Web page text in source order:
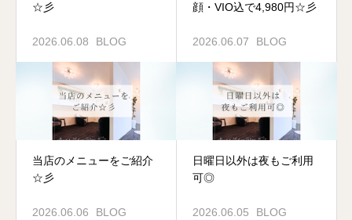
☆彡
2026.06.08 BLOG
顔・VIO込で4,980円☆彡
2026.06.07 BLOG
当店のメニューをご紹介
☆彡
2026.06.06 BLOG
日曜日以外は夜もご利用
可◎
2026.06.05 BLOG